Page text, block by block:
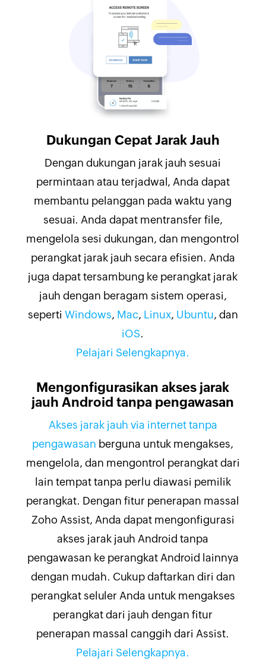
Dukungan Cepat Jarak Jauh
Dengan dukungan jarak jauh sesuai
permintaan atau terjadwal, Anda dapat
membantu pelanggan pada waktu yang
sesuai. Anda dapat mentransfer file,
mengelola sesi dukungan, dan mengontrol
perangkat jarak jauh secara efisien. Anda
juga dapat tersambung ke perangkat jarak
jauh dengan beragam sistem operasi,
seperti Windows, Mac, Linux, Ubuntu, dan
iOS.
Pelajari Selengkapnya.
Mengonfigurasikan akses jarak
jauh Android tanpa pengawasan
Akses jarak jauh via internet tanpa
pengawasan berguna untuk mengakses,
mengelola, dan mengontrol perangkat dari
lain tempat tanpa perlu diawasi pemilik
perangkat. Dengan fitur penerapan massal
Zoho Assist, Anda dapat mengonfigurasi
akses jarak jauh Android tanpa
pengawasan ke perangkat Android lainnya
dengan mudah. Cukup daftarkan diri dan
perangkat seluler Anda untuk mengakses
perangkat dari jauh dengan fitur
penerapan massal canggih dari Assist.
Pelajari Selengkapnya.